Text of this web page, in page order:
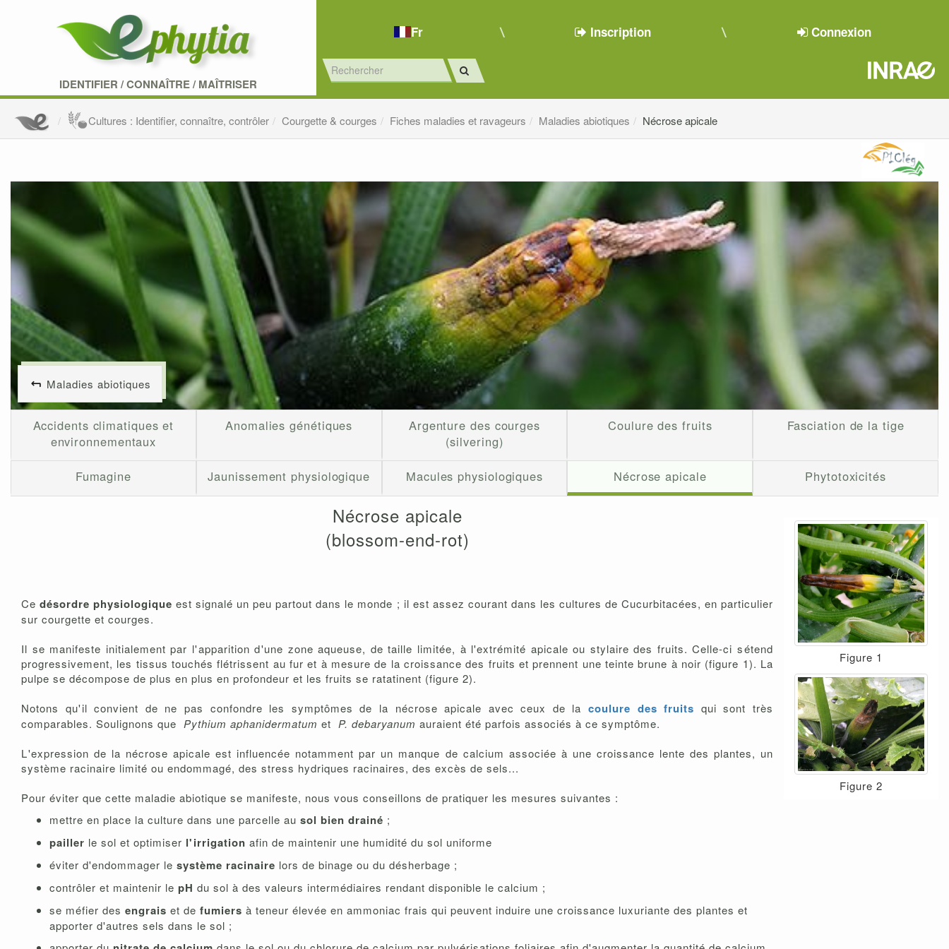
IDENTIFIER /CONNAÎTRE/MAÎTRISER
Fr Inscription Connexion
Cultures : Identifier, connaître, contrôler Courgette & courges Fiches maladies et ravageurs Maladies abiotiques Nécrose apicale
Maladies abiotiques
Accidents climatiques et
environnementaux
Anomalies génétiques
Argenture des courges
(silvering)
Coulure des fruits Fasciation de la tige
Fumagine Jaunissement physiologique Macules physiologiques Nécrose apicale Phytotoxicités
Nécrose apicale
(blossom-end-rot)
Cedésordre physiologique est signalé un peu partout dans le monde ; il est assez courant dans les cultures de Cucurbitacées, en particulier
sur courgette et courges.
Il se manifeste initialement par l'apparition d'une zone aqueuse, de taille limitée, à l'extrémité apicale ou stylaire des fruits. Celle-ci sétend
progressivement, les tissus touchés flétrissent au fur et à mesure de la croissance des fruits et prennent une teinte brune à noir (figure 1). La
pulpe se décompose de plus en plus en profondeur et les fruits se ratatinent (figure 2).
Notons qu'il convient de ne pas confondre les symptômes de la nécrose apicale avec ceux de lacoulure des fruits qui sont très
comparables. Soulignons que Pythium aphanidermatum et P. debaryanum auraient été parfois associés à ce symptôme.
L'expression de la nécrose apicale est influencée notamment par un manque de calcium associée à une croissance lente des plantes, un
système racinaire limité ou endommagé, des stress hydriques racinaires, des excès de sels...
Pour éviter que cette maladie abiotique se manifeste, nous vous conseillons de pratiquer les mesures suivantes :
mettre en place la culture dans une parcelle au sol bien drainé ;
pailler le sol et optimiser l'irrigation afin de maintenir une humidité du sol uniforme
éviter d'endommager le système racinaire lors de binage ou du désherbage ;
contrôler et maintenir le pH du sol à des valeurs intermédiaires rendant disponible le calcium ;
se méfier des engrais et de fumiers à teneur élevée en ammoniac frais qui peuvent induire une croissance luxuriante des plantes et
apporter d'autres sels dans le sol ;
Figure 1
Figure 2